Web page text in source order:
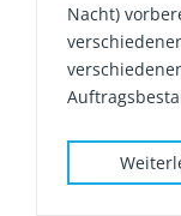
Nacht)